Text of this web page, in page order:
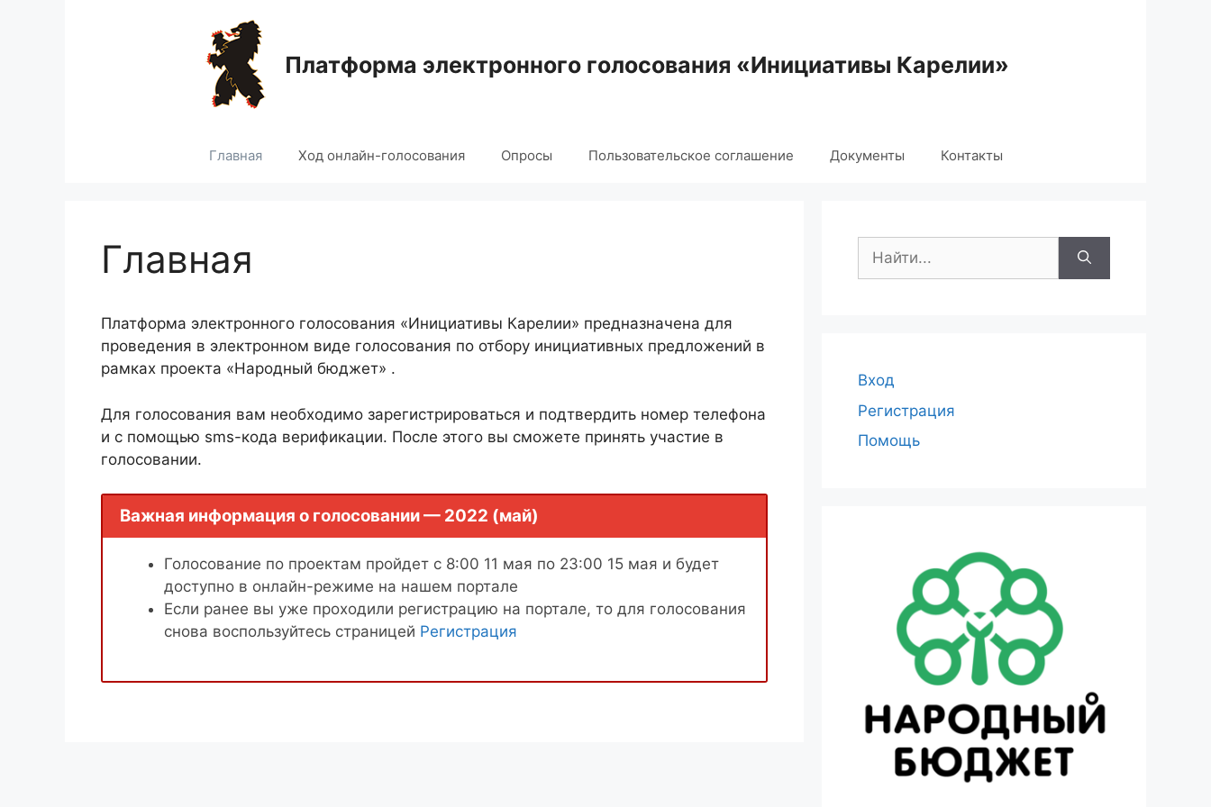
Платформа электронного голосования «Инициативы Карелии»
Главная Ход онлайн-голосования Опросы Пользовательское соглашение Документы Контакты
Главная
Платформа электронного голосования «Инициативы Карелии» предназначена для
проведения в электронном виде голосования по отбору инициативных предложений в
рамках проекта «Народный бюджет» .
Для голосования вам необходимо зарегистрироваться и подтвердить номер телефона
и с помощью sms-кода верификации. После этого вы сможете принять участие в
голосовании.
Важная информация о голосовании — 2022 (май)
Голосование по проектам пройдет с 8:00 11 мая по 23:00 15 мая и будет
доступно в онлайн-режиме на нашем портале
Если ранее вы уже проходили регистрацию на портале, то для голосования
снова воспользуйтесь страницей Регистрация
Поиск:
Вход
Регистрация
Помощь